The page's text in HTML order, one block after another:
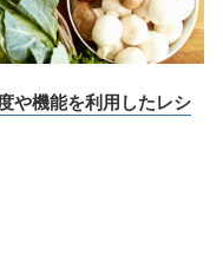
や機能を利用したレシ